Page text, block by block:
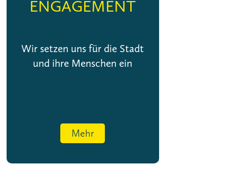
ENGAGEMENT
Wir setzen uns für die Stadt
und ihre Menschen ein
Mehr